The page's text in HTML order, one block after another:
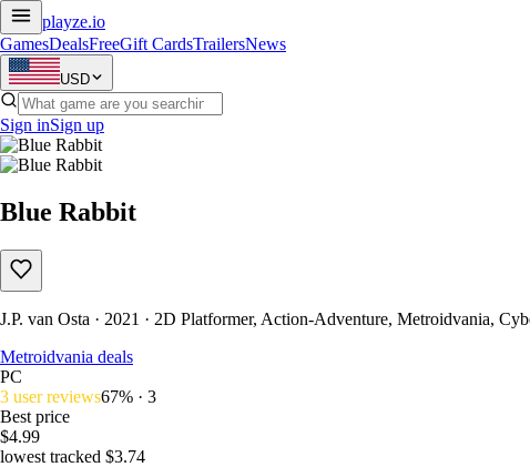
playze.io
GamesDealsFreeGift CardsTrailersNews
USD
Sign inSign up
Blue Rabbit
J.P. van Osta · 2021 · 2D Platformer, Action-Adventure, Metroidvania,
Metroidvania deals
PC
3 user reviews67% · 3
Best price
$4.99
lowest tracked $3.74